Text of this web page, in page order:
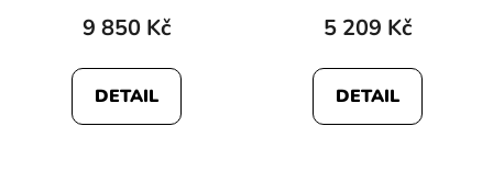
produktu
5,0
z
9 850 Kč
DETAIL
5 209 Kč
DETAIL